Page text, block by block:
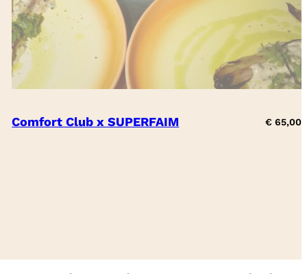
Comfort Club x SUPERFAIM €65,00